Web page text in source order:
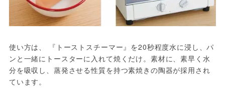
使い方は、 『トーストスチーマー』を20秒程度水に浸し、パ
ンと一緒にトースターに入れて焼くだけ。素材に、素早く水
分を吸収し、蒸発させる性質を持つ素焼きの陶器が採用され
ています。